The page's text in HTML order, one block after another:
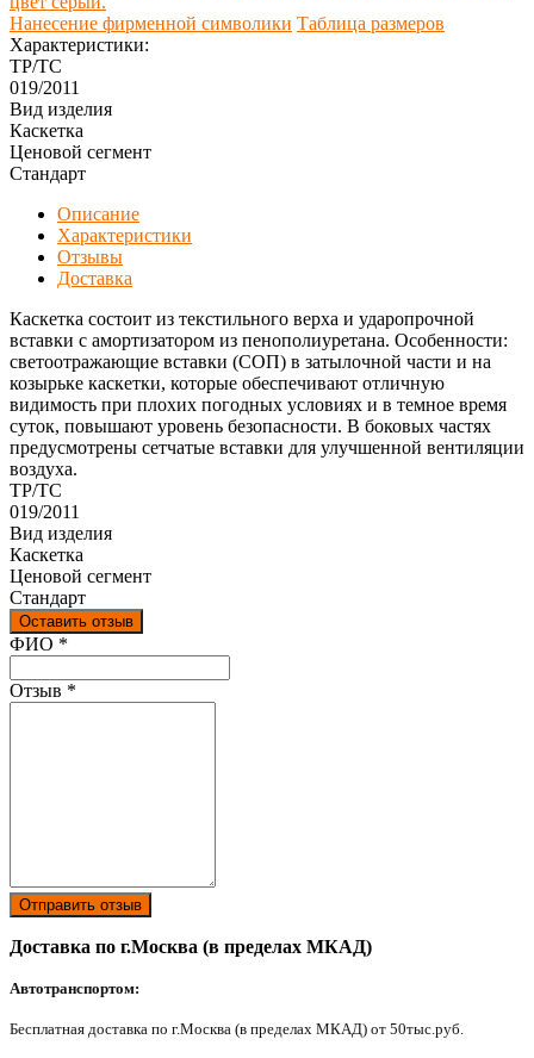
Нанесение фирменной символики Таблица размеров
Характеристики:
ТР/ТС
019/2011
Вид изделия
Каскетка
Ценовой сегмент
Стандарт
Описание
Характеристики
Отзывы
Доставка
Каскетка состоит из текстильного верха и ударопрочной
вставки с амортизатором из пенополиуретана. Особенности:
светоотражающие вставки (СОП) в затылочной части и на
козырьке каскетки, которые обеспечивают отличную
видимость при плохих погодных условиях и в темное время
суток, повышают уровень безопасности. В боковых частях
предусмотрены сетчатые вставки для улучшенной вентиляции
воздуха.
ТР/ТС
019/2011
Вид изделия
Каскетка
Ценовой сегмент
Стандарт
Оставить отзыв
Ваш отзыв был отправлен!
ФИО *
Отзыв *
Отправить отзыв
Доставка по г.Москва (в пределах МКАД)
Автотранспортом:
Бесплатная доставка по г.Москва (в пределах МКАД) от 50тыс.руб.